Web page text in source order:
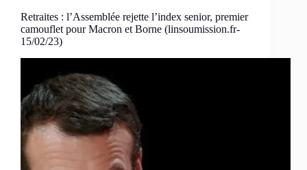
Retraites : l’Assemblée rejette l’index senior, premier
camouflet pour Macron et Borne (linsoumission.fr-
15/02/23)